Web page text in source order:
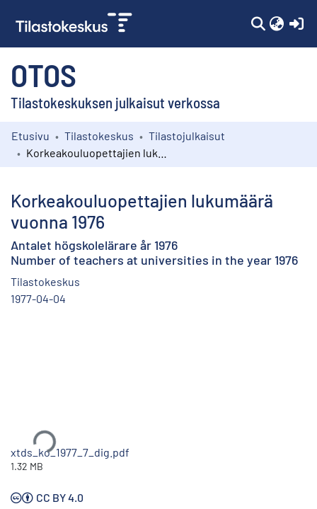
OTOS
Tilastokeskuksen julkaisut verkossa
Kokoelmat
Etusivu Tilastokeskus
Tilastojulkaisut
Korkeakouluopettajien lukumäärä
vuonna 1976
Antalet högskolelärare år 1976
Number of teachers at universities in the year 1976
Tilastokeskus
1977-04-04
xtds_ko_1977_7_dig.pdf
1.32 MB
CC BY 4.0